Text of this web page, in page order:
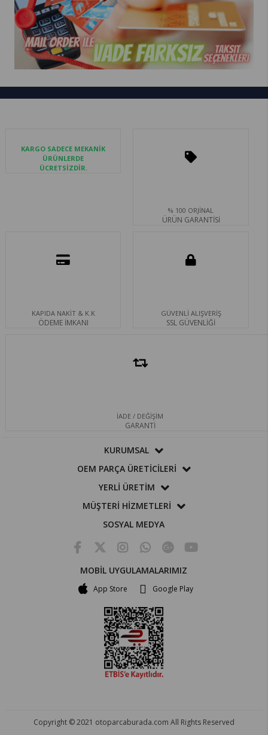
KARGO SADECE MEKANİK
ÜRÜNLERDE
ÜCRETSİZDİR.
% 100 ORJİNAL
ÜRÜN GARANTİSİ
KAPIDA NAKİT & K.K
ÖDEME İMKANI
GÜVENLİ ALIŞVERİŞ
SSL GÜVENLİĞİ
İADE / DEĞİŞİM
GARANTİ
KURUMSAL
OEM PARÇA ÜRETİCİLERİ
YERLİ ÜRETİM
MÜŞTERİ HİZMETLERİ
SOSYAL MEDYA
MOBİL UYGULAMALARIMIZ
App Store Google Play
Copyright © 2021 otoparcaburada.com All Rights Reserved